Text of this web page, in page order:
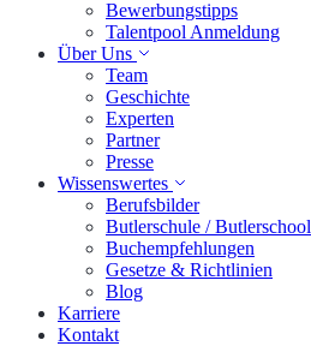
Bewerbungstipps
Talentpool Anmeldung
Über Uns
Team
Geschichte
Experten
Partner
Presse
Wissenswertes
Berufsbilder
Butlerschule / Butlerschool
Buchempfehlungen
Gesetze & Richtlinien
Blog
Karriere
Kontakt